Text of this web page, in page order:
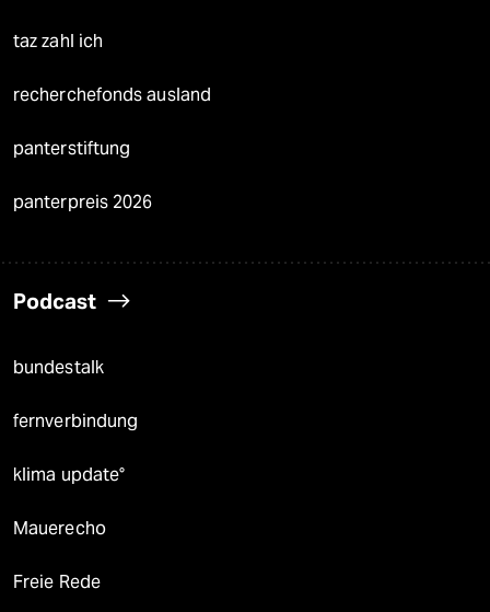
taz zahl ich
recherchefonds ausland
panterstiftung
panterpreis 2026
Podcast
bundestalk
fernverbindung
klima update°
Mauerecho
Freie Rede